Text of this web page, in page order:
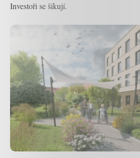
Investoři se šikují.